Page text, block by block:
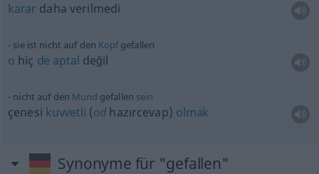
karar daha verilmedi
sie ist nicht auf den Kopfgefallen
o hiç de aptal değil
nicht auf den Mund gefallen sein
çenesi kuvvetli (od hazırcevap) olmak
Synonyme für "gefallen"